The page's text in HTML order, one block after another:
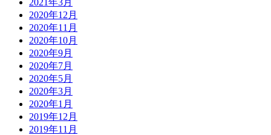
2020年12月
2020年11月
2020年10月
2020年9月
2020年7月
2020年5月
2020年3月
2020年1月
2019年12月
2019年11月